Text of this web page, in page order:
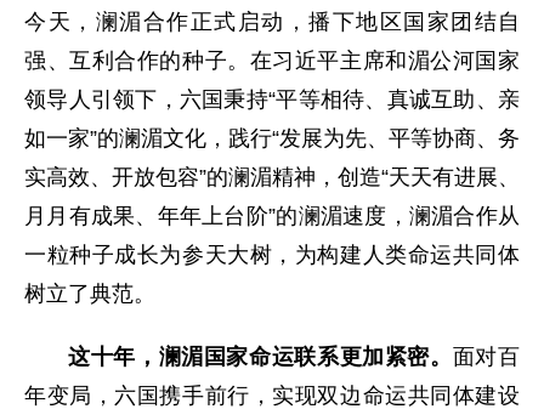
今天，澜湄合作正式启动，播下地区国家团结自
强、互利合作的种子。在习近平主席和湄公河国家
领导人引领下，六国秉持“平等相待、真诚互助、亲
如一家”的澜湄文化，践行“发展为先、平等协商、务
实高效、开放包容”的澜湄精神，创造“天天有进展、
月月有成果、年年上台阶”的澜湄速度，澜湄合作从
一粒种子成长为参天大树，为构建人类命运共同体
树立了典范。
这十年，澜湄国家命运联系更加紧密。 面对百
年变局，六国携手前行，实现双边命运共同体建设